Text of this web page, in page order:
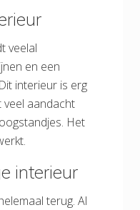
veelal
en een
interieur is erg
veel aandacht
Het
interieur
terug. Al